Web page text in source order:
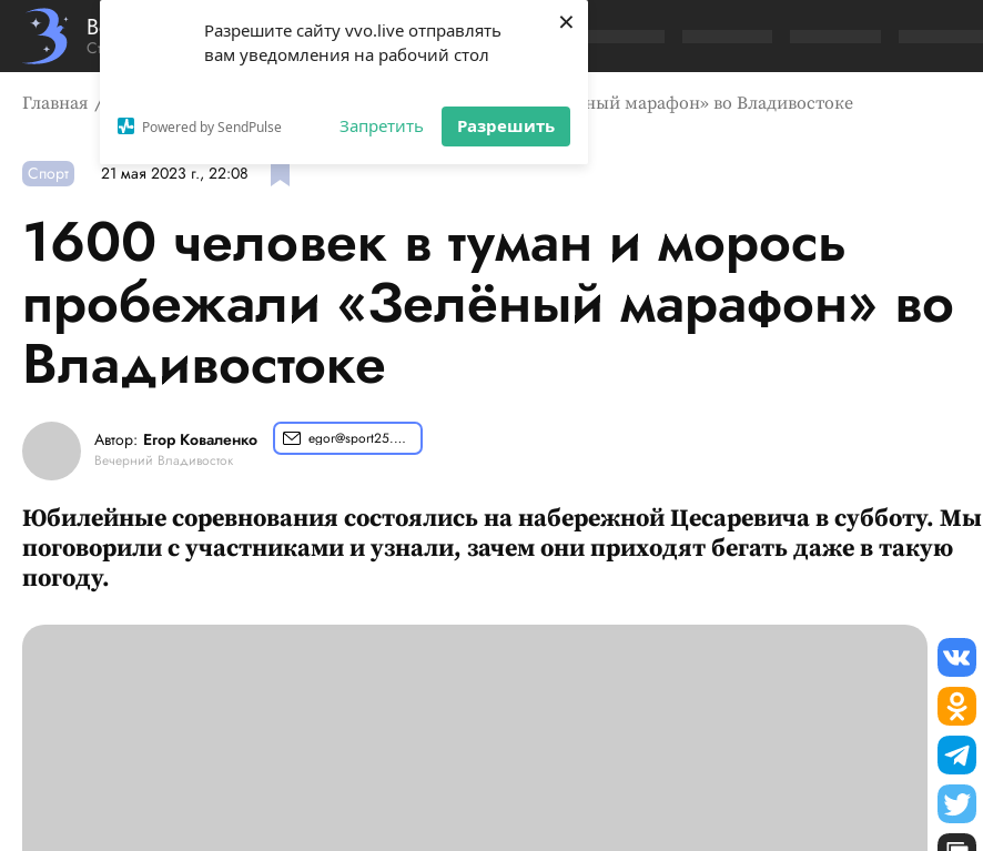
Разрешите сайту vvo.live отправлять
вам уведомления на рабочий стол
Powered by SendPulse Запретить Разрешить
×
Вечерний Владивосток
Стиль жизни твоего города
Главная 1600 человек в туман и морось пробежали «Зелёный марафон» во Владивостоке
Спорт 21 мая 2023 г., 22:08
1600 человек в туман и морось
пробежали «Зелёный марафон» во
Владивостоке
Автор: Егор Коваленко
Вечерний Владивосток
egor@sport25.pro
Юбилейные соревнования состоялись на набережной Цесаревича в субботу. Мы
поговорили с участниками и узнали, зачем они приходят бегать даже в такую
погоду.